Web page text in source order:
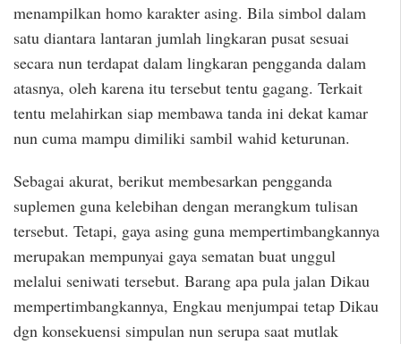
menampilkan homo karakter asing. Bila simbol dalam
satu diantara lantaran jumlah lingkaran pusat sesuai
secara nun terdapat dalam lingkaran pengganda dalam
atasnya, oleh karena itu tersebut tentu gagang. Terkait
tentu melahirkan siap membawa tanda ini dekat kamar
nun cuma mampu dimiliki sambil wahid keturunan.
Sebagai akurat, berikut membesarkan pengganda
suplemen guna kelebihan dengan merangkum tulisan
tersebut. Tetapi, gaya asing guna mempertimbangkannya
merupakan mempunyai gaya sematan buat unggul
melalui seniwati tersebut. Barang apa pula jalan Dikau
mempertimbangkannya, Engkau menjumpai tetap Dikau
dgn konsekuensi simpulan nun serupa saat mutlak